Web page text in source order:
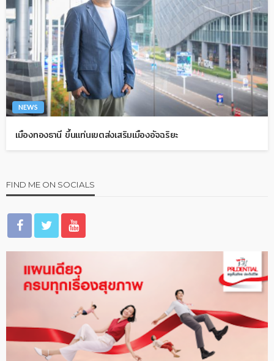
NEWS
เมืองทองธานี ขึ้นแท่นเขตส่งเสริมเมืองอัจฉริยะ
FIND ME ON SOCIALS